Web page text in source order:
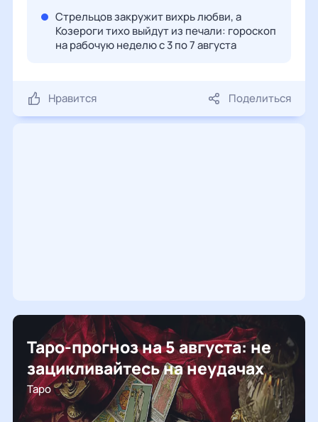
Стрельцов закружит вихрь любви, а
Козероги тихо выйдут из печали: гороскоп
на рабочую неделю с 3 по 7 августа
Нравится Поделиться
Таро-прогноз на 5 августа: не
зацикливайтесь на неудачах
Таро